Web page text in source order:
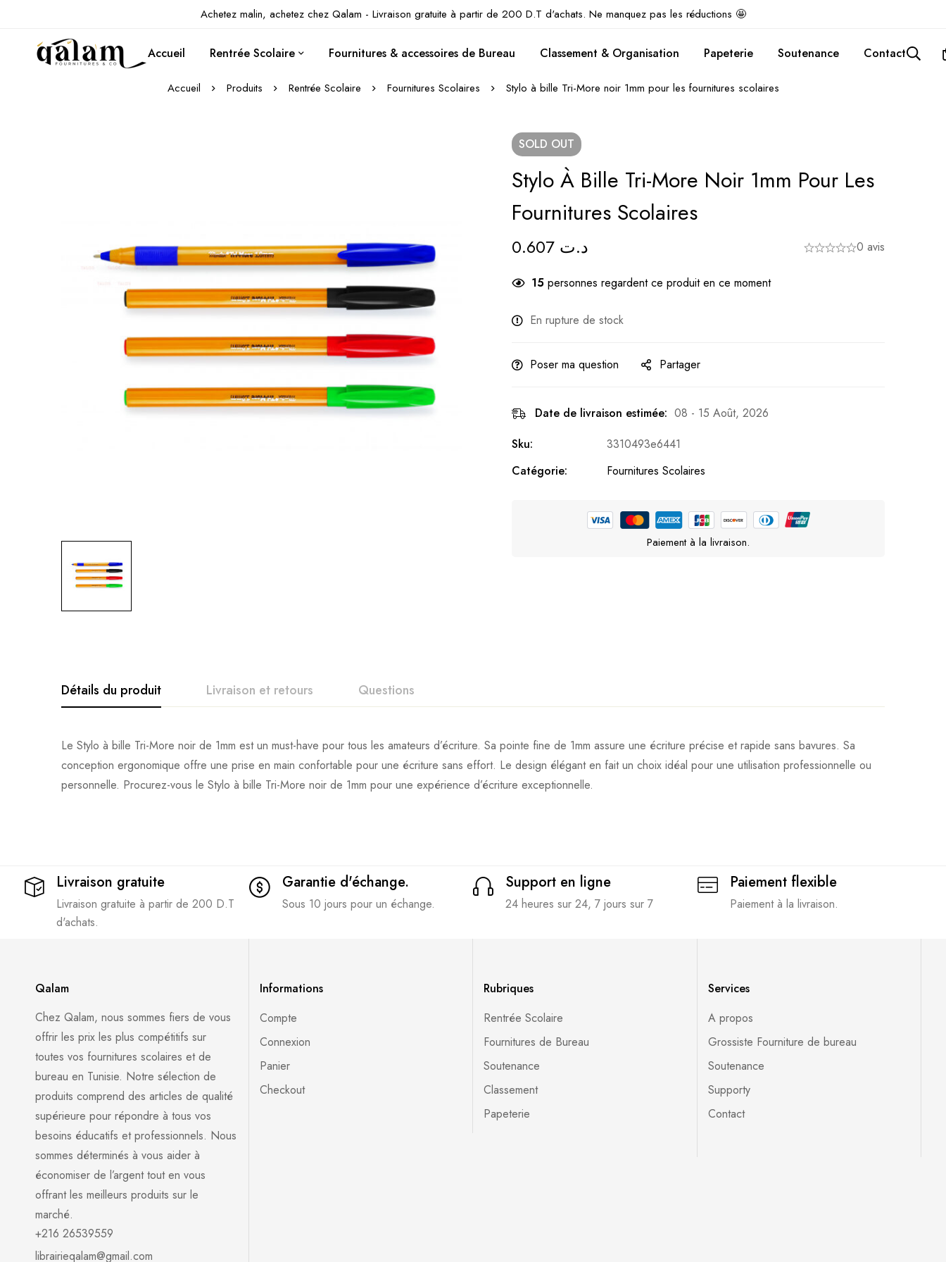
Achetez malin, achetez chez Qalam - Livraison gratuite à partir de 200 D.T d'achats. Ne manquez pas les réductions 🤩
Accueil Rentrée Scolaire Fournitures & accessoires de Bureau Classement & Organisation Papeterie Soutenance Contact
Accueil Produits Rentrée Scolaire Fournitures Scolaires Stylo à bille Tri-More noir 1mm pour les fournitures scolaires
SOLD OUT
Stylo À Bille Tri-More Noir 1mm Pour Les
Fournitures Scolaires
د.ت 0 avis
15 personnes regardent ce produit en ce moment
En rupture de stock
Poser ma question Partager
Date de livraison estimée: 08 - 15 Août, 2026
Sku:
3310493e6441
Catégorie:
Fournitures Scolaires
Paiement à la livraison.
Détails du produit Livraison et retours Questions
Le Stylo à bille Tri-More noir de 1mm est un must-have pour tous les amateurs d’écriture. Sa pointe fine de 1mm assure une écriture précise et rapide sans bavures. Sa
conception ergonomique offre une prise en main confortable pour une écriture sans effort. Le design élégant en fait un choix idéal pour une utilisation professionnelle ou
personnelle. Procurez-vous le Stylo à bille Tri-More noir de 1mm pour une expérience d’écriture exceptionnelle.
Livraison gratuite
Livraison gratuite à partir de 200 D.T
d'achats.
Garantie d'échange.
Sous 10 jours pour un échange.
Support en ligne
24 heures sur 24, 7 jours sur 7
Paiement flexible
Paiement à la livraison.
Qalam
Chez Qalam, nous sommes fiers de vous
offrir les prix les plus compétitifs sur
toutes vos fournitures scolaires et de
bureau en Tunisie. Notre sélection de
produits comprend des articles de qualité
supérieure pour répondre à tous vos
besoins éducatifs et professionnels. Nous
sommes déterminés à vous aider à
économiser de l’argent tout en vous
offrant les meilleurs produits sur le
marché.
+216 26539559
librairieqalam@gmail.com
Informations
Compte
Connexion
Panier
Checkout
Rubriques
Rentrée Scolaire
Fournitures de Bureau
Soutenance
Classement
Papeterie
Services
A propos
Grossiste Fourniture de bureau
Soutenance
Supporty
Contact